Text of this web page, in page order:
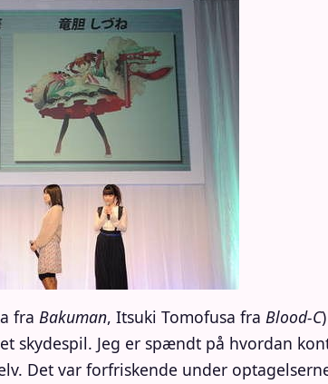
fra Bakuman, Itsuki Tomofusa fra Blood-C
skydespil. Jeg er spændt på hvordan
Det var forfriskende under